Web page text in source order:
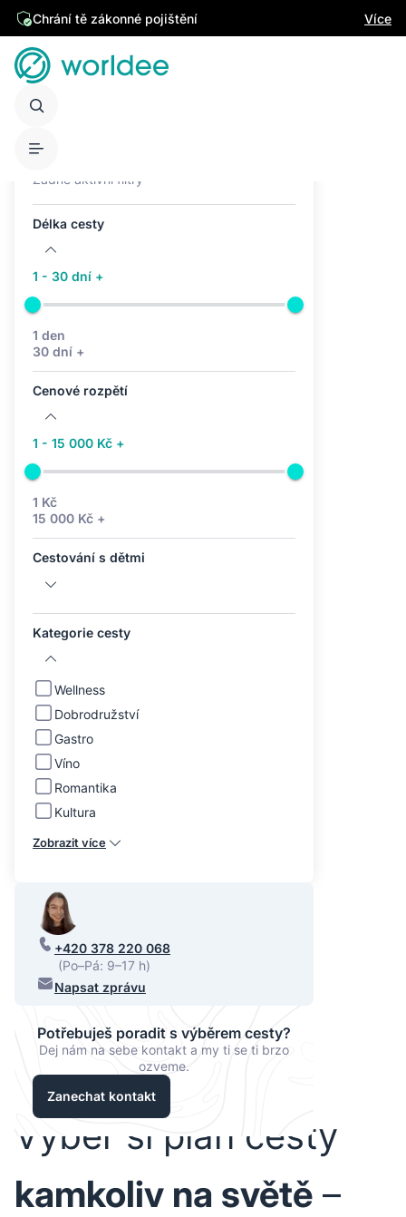
Chrání tě zákonné pojištění Více
Žádné aktivní filtry
Délka cesty
1 - 30 dní +
1 den
30 dní +
Cenové rozpětí
1 - 15 000 Kč +
1 Kč
15 000 Kč +
Cestování s dětmi
Kategorie cesty
Wellness
Dobrodružství
Gastro
Víno
Romantika
Kultura
Zobrazit více
+420 378 220 068
(Po–Pá: 9–17 h)
Napsat zprávu
Potřebuješ poradit s výběrem cesty?
Dej nám na sebe kontakt a my ti se ti brzo
ozveme.
Zanechat kontakt
Vyber si plán cesty
kamkoliv na světě –